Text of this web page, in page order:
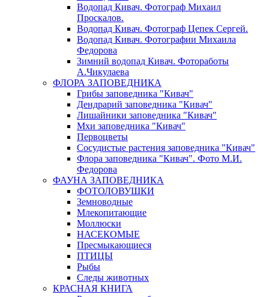
Водопад Кивач. Фотограф Михаил
Проскалов.
Водопад Кивач. Фотограф Цепек Сергей.
Водопад Кивач. Фотографии Михаила
Федорова
Зимний водопад Кивач. Фотоработы
А.Чикулаева
ФЛОРА ЗАПОВЕДНИКА
Грибы заповедника "Кивач"
Дендрарий заповедника "Кивач"
Лишайники заповедника "Кивач"
Мхи заповедника "Кивач"
Первоцветы
Сосудистые растения заповедника "Кивач"
Флора заповедника "Кивач". Фото М.И.
Федорова
ФАУНА ЗАПОВЕДНИКА
ФОТОЛОВУШКИ
Земноводные
Млекопитающие
Моллюски
НАСЕКОМЫЕ
Пресмыкающиеся
ПТИЦЫ
Рыбы
Следы животных
КРАСНАЯ КНИГА